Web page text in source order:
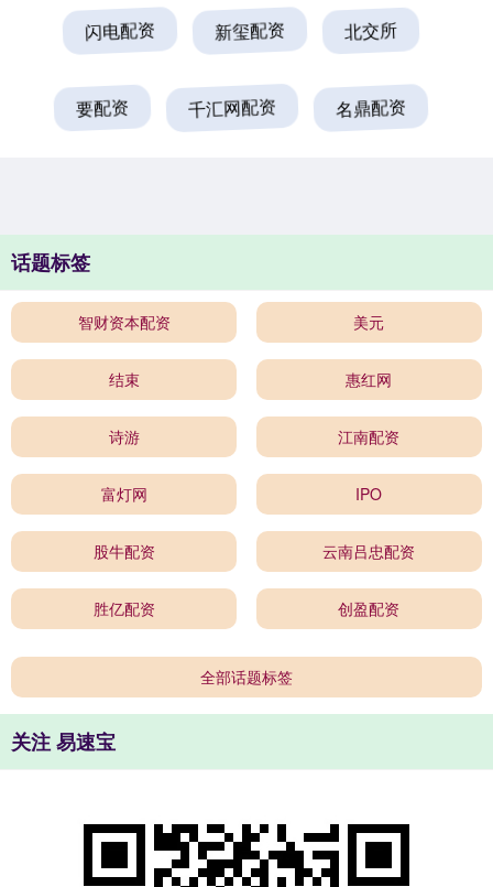
闪电配资 新玺配资 北交所
要配资 千汇网配资 名鼎配资
话题标签
智财资本配资 美元
结束 惠红网
诗游 江南配资
富灯网 IPO
股牛配资 云南吕忠配资
胜亿配资 创盈配资
全部话题标签
关注 易速宝